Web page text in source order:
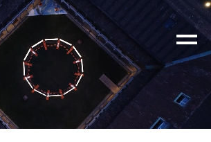
×
ABOUT
PROGETTI
NEWS
CONTATTI
EN IT